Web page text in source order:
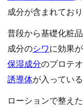
成分が含まれており
普段から基礎化粧
成分のシワに効果
保湿成分のプロテ
誘導体が入ってい
ローションで整え